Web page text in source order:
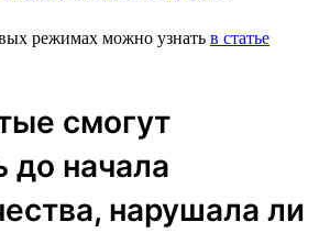
режимах можно узнать в статье
смогут
до начала
нарушала ли